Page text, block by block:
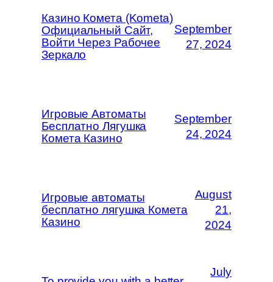
Казино Комета (Kometa)
Официальный Сайт,
Войти Через Рабочее
Зеркало
September
27, 2024
Игровые Автоматы
Бесплатно Лягушка
Комета Казино
September
24, 2024
Игровые автоматы
бесплатно лягушка Комета
Казино
August
21,
2024
July